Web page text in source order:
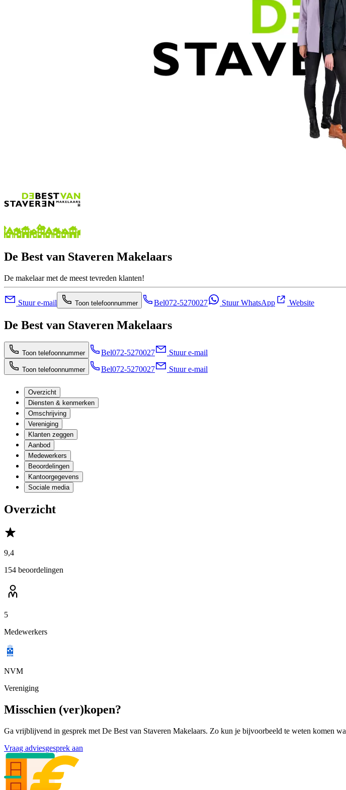
De Best van Staveren Makelaars
De makelaar met de meest tevreden klanten!
Stuur e-mail Toon telefoonnummer Bel072-5270027 Stuur WhatsApp Website
De Best van Staveren Makelaars
Toon telefoonnummer Bel072-5270027 Stuur e-mail
Toon telefoonnummer Bel072-5270027 Stuur e-mail
Overzicht
Diensten & kenmerken
Omschrijving
Vereniging
Klanten zeggen
Aanbod
Medewerkers
Beoordelingen
Kantoorgegevens
Sociale media
Overzicht
9,4
154 beoordelingen
5
Medewerkers
NVM
Vereniging
Misschien (ver)kopen?
Ga vrijblijvend in gesprek met De Best van Staveren Makelaars. Zo kun je bijvoorbeeld te weten komen
Vraag adviesgesprek aan